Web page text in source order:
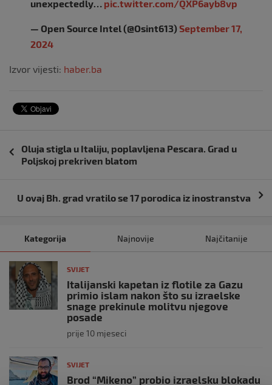
unexpectedly… pic.twitter.com/QXP6ayb8vp
— Open Source Intel (@Osint613) September 17,
2024
Izvor vijesti: haber.ba
objava
Oluja stigla u Italiju, poplavljena Pescara. Grad u
Poljskoj prekriven blatom
U ovaj Bh. grad vratilo se 17 porodica iz inostranstva
Kategorija Najnovije Najčitanije
SVIJET
Italijanski kapetan iz flotile za Gazu
primio islam nakon što su izraelske
snage prekinule molitvu njegove
posade
prije 10 mjeseci
SVIJET
Brod “Mikeno” probio izraelsku blokadu